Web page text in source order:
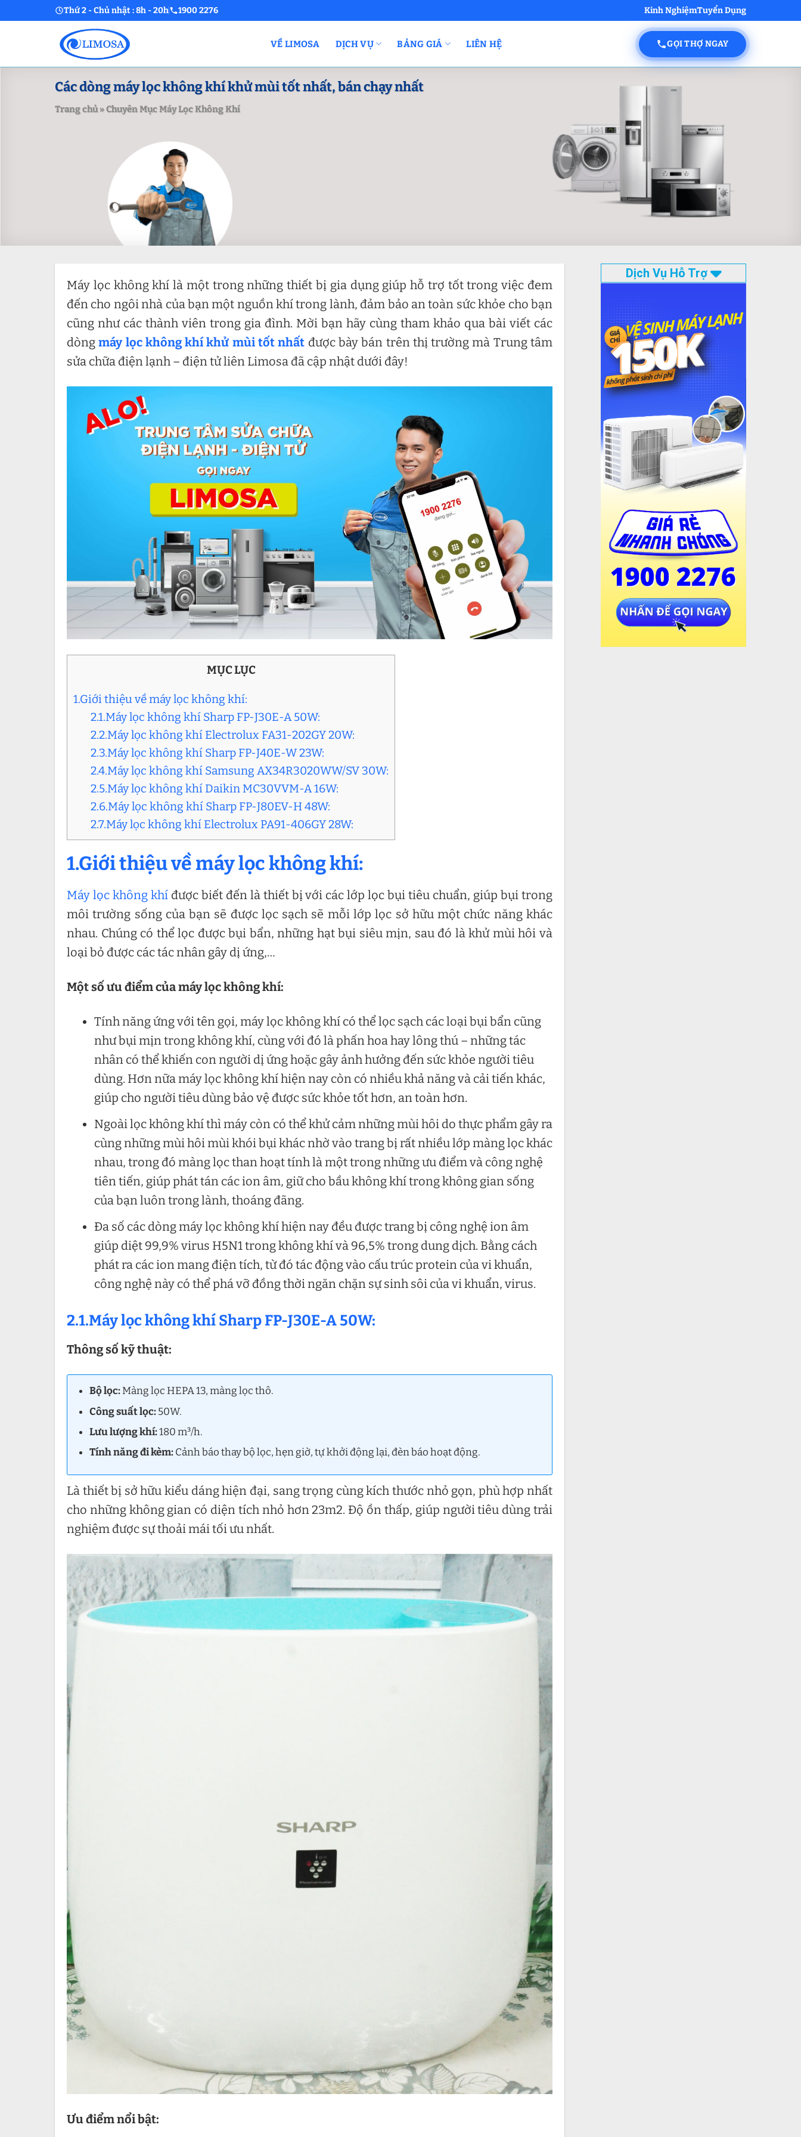
to
Thứ 2 - Chủ nhật : 8h - 20h 1900 2276 Kinh NghiệmTuyển Dụng
VỀ LIMOSA DỊCH VỤ BẢNG GIÁ LIÊN HỆ GỌI THỢ NGAY
Các dòng máy lọc không khí khử mùi tốt nhất, bán chạy nhất
Trang chủ»Chuyên Mục Máy Lọc Không Khí
Máy lọc không khí là một trong những thiết bị gia dụng giúp hỗ trợ tốt trong việc đem
đến cho ngôi nhà của bạn một nguồn khí trong lành, đảm bảo an toàn sức khỏe cho bạn
cũng như các thành viên trong gia đình. Mời bạn hãy cùng tham khảo qua bài viết các
dòngmáy lọc không khí khử mùi tốt nhất được bày bán trên thị trường mà Trung tâm
sửa chữa điện lạnh – điện tử liên Limosa đã cập nhật dưới đây!
MỤC LỤC
1.Giới thiệu về máy lọc không khí:
2.1.Máy lọc không khí Sharp FP-J30E-A 50W:
2.2.Máy lọc không khí Electrolux FA31-202GY 20W:
2.3.Máy lọc không khí Sharp FP-J40E-W 23W:
2.4.Máy lọc không khí Samsung AX34R3020WW/SV 30W:
2.5.Máy lọc không khí Daikin MC30VVM-A 16W:
2.6.Máy lọc không khí Sharp FP-J80EV-H 48W:
2.7.Máy lọc không khí Electrolux PA91-406GY 28W:
1.Giới thiệu về máy lọc không khí:
Máy lọc không khíđược biết đến là thiết bị với các lớp lọc bụi tiêu chuẩn, giúp bụi trong
môi trường sống của bạn sẽ được lọc sạch sẽ mỗi lớp lọc sở hữu một chức năng khác
nhau. Chúng có thể lọc được bụi bẩn, những hạt bụi siêu mịn, sau đó là khử mùi hôi và
loại bỏ được các tác nhân gây dị ứng,…
Một số ưu điểm của máy lọc không khí:
Tính năng ứng với tên gọi, máy lọc không khí có thể lọc sạch các loại bụi bẩn cũng
như bụi mịn trong không khí, cùng với đó là phấn hoa hay lông thú – những tác
nhân có thể khiến con người dị ứng hoặc gây ảnh hưởng đến sức khỏe người tiêu
dùng. Hơn nữa máy lọc không khí hiện nay còn có nhiều khả năng và cải tiến khác,
giúp cho người tiêu dùng bảo vệ được sức khỏe tốt hơn, an toàn hơn.
Ngoài lọc không khí thì máy còn có thể khử cảm những mùi hôi do thực phẩm gây ra
cùng những mùi hôi mùi khói bụi khác nhờ vào trang bị rất nhiều lớp màng lọc khác
nhau, trong đó màng lọc than hoạt tính là một trong những ưu điểm và công nghệ
tiên tiến, giúp phát tán các ion âm, giữ cho bầu không khí trong không gian sống
của bạn luôn trong lành, thoáng đãng.
Đa số các dòng máy lọc không khí hiện nay đều được trang bị công nghệ ion âm
giúp diệt 99,9% virus H5N1 trong không khí và 96,5% trong dung dịch. Bằng cách
phát ra các ion mang điện tích, từ đó tác động vào cấu trúc protein của vi khuẩn,
công nghệ này có thể phá vỡ đồng thời ngăn chặn sự sinh sôi của vi khuẩn, virus.
2.1.Máy lọc không khí Sharp FP-J30E-A 50W:
Thông số kỹ thuật:
Bộ lọc:Màng lọc HEPA 13, màng lọc thô.
Công suất lọc:50W.
Lưu lượng khí:180 m³/h.
Tính năng đi kèm:Cảnh báo thay bộ lọc, hẹn giờ, tự khởi động lại, đèn báo hoạt động.
Là thiết bị sở hữu kiểu dáng hiện đại, sang trọng cùng kích thước nhỏ gọn, phù hợp nhất
cho những không gian có diện tích nhỏ hơn 23m2. Độ ồn thấp, giúp người tiêu dùng trải
nghiệm được sự thoải mái tối ưu nhất.
Ưu điểm nổi bật:
Dịch Vụ Hỗ Trợ